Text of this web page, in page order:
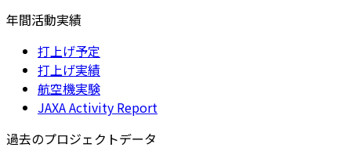
年間活動実績
打上げ予定
打上げ実績
航空機実験
JAXA Activity Report
過去のプロジェクトデータ